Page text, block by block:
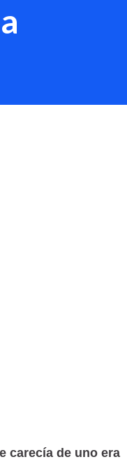
carecía de uno era